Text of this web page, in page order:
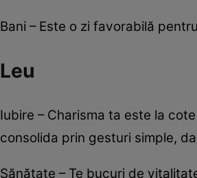
Bani – Este o zi favorabilă
Leu
Iubire – Charisma ta este la
consolida prin gesturi simple,
Sănătate – Te bucuri de